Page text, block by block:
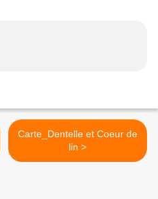
Carte_Dentelle et Coeur de
lin >